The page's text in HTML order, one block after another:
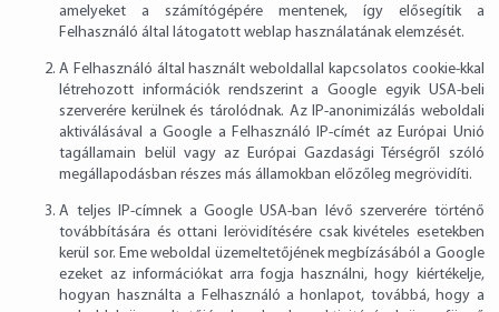
amelyeket a számítógépére mentenek, így elősegítik a
Felhasználó által látogatott weblap használatának elemzését.
A Felhasználó által használt weboldallal kapcsolatos cookie-kkal
létrehozott információk rendszerint a Google egyik USA-beli
szerverére kerülnek és tárolódnak. Az IP-anonimizálás weboldali
aktiválásával a Google a Felhasználó IP-címét az Európai Unió
tagállamain belül vagy az Európai Gazdasági Térségről szóló
megállapodásban részes más államokban előzőleg megrövidíti.
A teljes IP-címnek a Google USA-ban lévő szerverére történő
továbbítására és ottani lerövidítésére csak kivételes esetekben
kerül sor. Eme weboldal üzemeltetőjének megbízásából a Google
ezeket az információkat arra fogja használni, hogy kiértékelje,
hogyan használta a Felhasználó a honlapot, továbbá, hogy a